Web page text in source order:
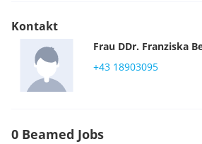
Kontakt
Frau DDr. Franziska
+43 18903095
0 Beamed Jobs